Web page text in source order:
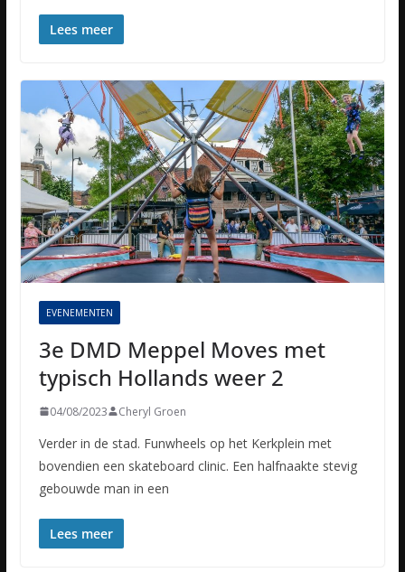
Lees meer
EVENEMENTEN
3e DMD Meppel Moves met
typisch Hollands weer 2
04/08/2023 Cheryl Groen
Verder in de stad. Funwheels op het Kerkplein met
bovendien een skateboard clinic. Een halfnaakte stevig
gebouwde man in een
Lees meer